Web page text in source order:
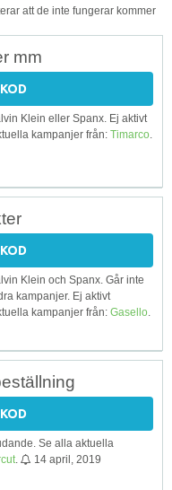
att de inte fungerar kommer
mm
Klein eller Spanx. Ej aktivt
kampanjer från: Timarco
Klein och Spanx. Går inte
kampanjer. Ej aktivt
kampanjer från: Gasello
Se alla aktuella
14 april, 2019